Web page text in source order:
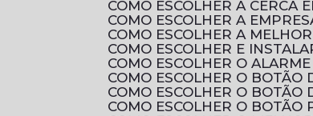
COMO ESCOLHER A CERCA
COMO ESCOLHER A
COMO ESCOLHER A
COMO ESCOLHER E
COMO ESCOLHER O
COMO ESCOLHER O
COMO ESCOLHER O
COMO ESCOLHER O